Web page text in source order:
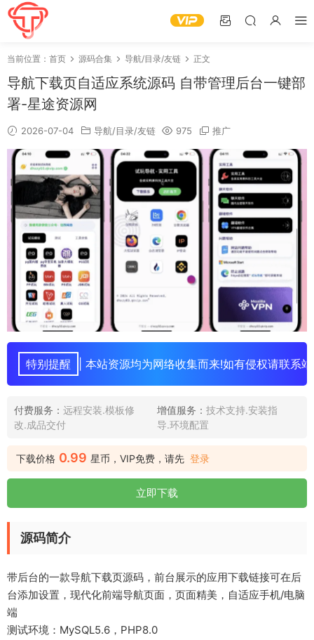
当前位置： 首页 源码合集 导航/目录/友链 正文
导航下载页自适应系统源码 自带管理后台一键部
署-星途资源网
2026-07-04 导航/目录/友链 975 推广
特别提醒 | 本站资源均为网络收集而来!如有侵权请联系
付费服务： 远程安装.模板修
改.成品交付
增值服务： 技术支持.安装指
导.环境配置
下载价格 0.99 星币，VIP免费，请先 登录
立即下载
源码简介
带后台的一款导航下载页源码，前台展示的应用下载链接可在后
台添加设置，现代化前端导航页面，页面精美，自适应手机/电脑
端
测试环境：MySQL5.6，PHP8.0